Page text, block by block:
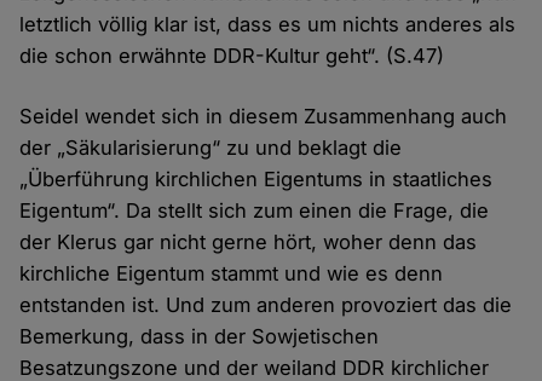
letztlich völlig klar ist, dass es um nichts anderes als
die schon erwähnte DDR-Kultur geht“. (S.47)
Seidel wendet sich in diesem Zusammenhang auch
der „Säkularisierung“ zu und beklagt die
„Überführung kirchlichen Eigentums in staatliches
Eigentum“. Da stellt sich zum einen die Frage, die
der Klerus gar nicht gerne hört, woher denn das
kirchliche Eigentum stammt und wie es denn
entstanden ist. Und zum anderen provoziert das die
Bemerkung, dass in der Sowjetischen
Besatzungszone und der weiland DDR kirchlicher